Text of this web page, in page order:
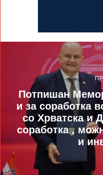
Потпишан
и за соработка
со Хрватска и
соработка ,
и